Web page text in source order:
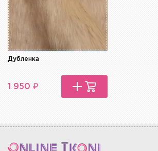
Дубленка
1 950 ₽